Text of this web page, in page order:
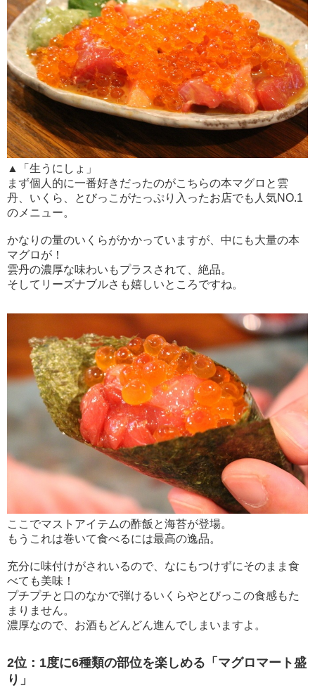
▲「生うにしょ」
まず個人的に一番好きだったのがこちらの本マグロと雲
丹、いくら、とびっこがたっぷり入ったお店でも人気NO.1
のメニュー。
かなりの量のいくらがかかっていますが、中にも大量の本
マグロが！
雲丹の濃厚な味わいもプラスされて、絶品。
そしてリーズナブルさも嬉しいところですね。
ここでマストアイテムの酢飯と海苔が登場。
もうこれは巻いて食べるには最高の逸品。
充分に味付けがされいるので、なにもつけずにそのまま食
べても美味！
プチプチと口のなかで弾けるいくらやとびっこの食感もた
まりません。
濃厚なので、お酒もどんどん進んでしまいますよ。
2位：1度に6種類の部位を楽しめる「マグロマート盛
り」